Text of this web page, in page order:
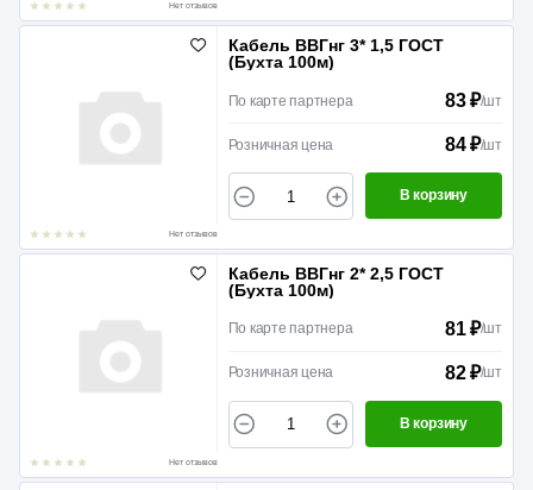
Нет отзывов
Нет отзывов
Кабель ВВГнг 3* 1,5 ГОСТ
(Бухта 100м)
По карте партнера 83 ₽/шт
Розничная цена 84 ₽/шт
В корзину
Нет отзывов
Кабель ВВГнг 2* 2,5 ГОСТ
(Бухта 100м)
По карте партнера 81 ₽/шт
Розничная цена 82 ₽/шт
В корзину